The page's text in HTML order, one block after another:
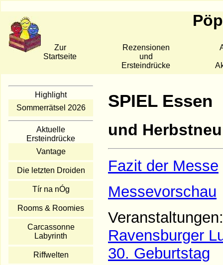
Zur
Startseite
Rezensionen
und
Ersteindrücke
Highlight
Sommerrätsel 2026
Aktuelle
Ersteindrücke
Vantage
Die letzten Droiden
Tír na nÓg
Rooms & Roomies
Carcassonne
Labyrinth
Riffwelten
SPIEL Essen
und
Fazit der Messe
Messevorschau
Ravensburger
30. Geburtstag